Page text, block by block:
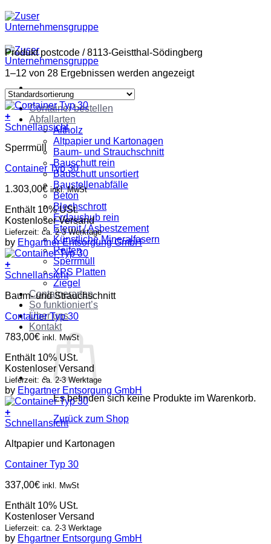
Zum
Inhalt
springen
Container bestellen
Abfallarten
Altholz
Altpapier und Kartonagen
Baum- und Strauchschnitt
Bauschutt rein
Bauschutt unsortiert
Baustellenabfälle
Beton
Blechschrott
Erdaushub rein
Eternit / Asbestzement
Künstliche Mineralfasern
Reifen
Sperrmüll
XPS Platten
Ziegel
Containerarten
So funktioniert’s
Über uns
Kontakt
Es befinden sich keine Produkte im Warenkorb.
Zurück zum Shop
Produkt postcode /8113-Geistthal-Södingberg
1–12 von 28 Ergebnissen werden angezeigt
+
Schnellansicht
Sperrmüll
Container Typ 30
1.303,00€ inkl. MwSt
Enthält 10% USt.
Kostenloser Versand
Lieferzeit: ca. 2-3 Werktage
by Ehgartner Entsorgung GmbH
+
Schnellansicht
Baum- und Strauchschnitt
Container Typ 30
783,00€ inkl. MwSt
Enthält 10% USt.
Kostenloser Versand
Lieferzeit: ca. 2-3 Werktage
by Ehgartner Entsorgung GmbH
+
Schnellansicht
Altpapier und Kartonagen
Container Typ 30
337,00€ inkl. MwSt
Enthält 10% USt.
Kostenloser Versand
Lieferzeit: ca. 2-3 Werktage
by Ehgartner Entsorgung GmbH